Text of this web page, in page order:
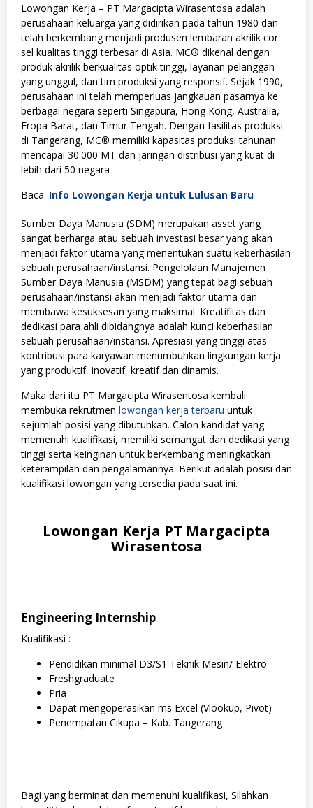
Lowongan Kerja – PT Margacipta Wirasentosa adalah
perusahaan keluarga yang didirikan pada tahun 1980 dan
telah berkembang menjadi produsen lembaran akrilik cor
sel kualitas tinggi terbesar di Asia. MC® dikenal dengan
produk akrilik berkualitas optik tinggi, layanan pelanggan
yang unggul, dan tim produksi yang responsif. Sejak 1990,
perusahaan ini telah memperluas jangkauan pasarnya ke
berbagai negara seperti Singapura, Hong Kong, Australia,
Eropa Barat, dan Timur Tengah. Dengan fasilitas produksi
di Tangerang, MC® memiliki kapasitas produksi tahunan
mencapai 30.000 MT dan jaringan distribusi yang kuat di
lebih dari 50 negara
Baca: Info Lowongan Kerja untuk Lulusan Baru
Sumber Daya Manusia (SDM) merupakan asset yang
sangat berharga atau sebuah investasi besar yang akan
menjadi faktor utama yang menentukan suatu keberhasilan
sebuah perusahaan/instansi. Pengelolaan Manajemen
Sumber Daya Manusia (MSDM) yang tepat bagi sebuah
perusahaan/instansi akan menjadi faktor utama dan
membawa kesuksesan yang maksimal. Kreatifitas dan
dedikasi para ahli dibidangnya adalah kunci keberhasilan
sebuah perusahaan/instansi. Apresiasi yang tinggi atas
kontribusi para karyawan menumbuhkan lingkungan kerja
yang produktif, inovatif, kreatif dan dinamis.
Maka dari itu PT Margacipta Wirasentosa kembali
membuka rekrutmen lowongan kerja terbaru untuk
sejumlah posisi yang dibutuhkan. Calon kandidat yang
memenuhi kualifikasi, memiliki semangat dan dedikasi yang
tinggi serta keinginan untuk berkembang meningkatkan
keterampilan dan pengalamannya. Berikut adalah posisi dan
kualifikasi lowongan yang tersedia pada saat ini.
Lowongan Kerja PT Margacipta
Wirasentosa
Engineering Internship
Kualifikasi :
Pendidikan minimal D3/S1 Teknik Mesin/ Elektro
Freshgraduate
Pria
Dapat mengoperasikan ms Excel (Vlookup, Pivot)
Penempatan Cikupa – Kab. Tangerang
Bagi yang berminat dan memenuhi kualifikasi, Silahkan